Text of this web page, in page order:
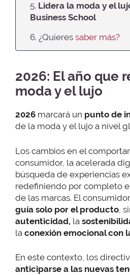
5. Lidera la moda y el
Business School
6. ¿Quieres saber más?
2026: El año que
moda y el lujo
2026 marcará un punto de
de la moda y el lujo a nivel
Los cambios en el
consumidor, la acelerada
búsqueda de experiencias
redefiniendo por completo
de las marcas. El
guía solo por el producto ,
autenticidad, la
la conexión emocional con
En este contexto, los
anticiparse a las nuevas